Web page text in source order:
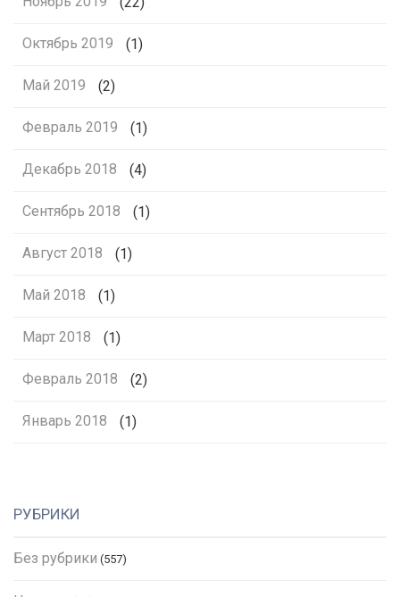
Октябрь 2019 (1)
Май 2019 (2)
Февраль 2019 (1)
Декабрь 2018 (4)
Сентябрь 2018 (1)
Август 2018 (1)
Май 2018 (1)
Март 2018 (1)
Февраль 2018 (2)
Январь 2018 (1)
РУБРИКИ
Без рубрики (557)